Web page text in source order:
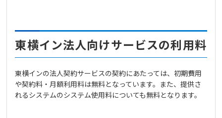
東横イン法人向けサービスの利用料
東横インの法人契約サービスの契約にあたっては、初期費用
や契約料・月額利用料は無料となっています。また、提供さ
れるシステムのシステム使用料についても無料となります。